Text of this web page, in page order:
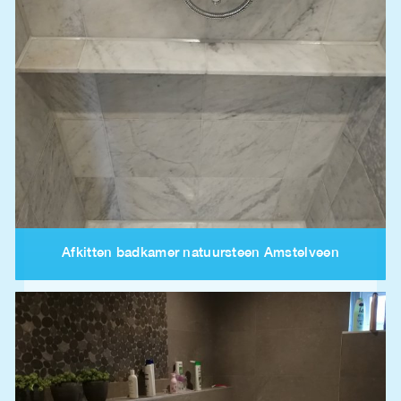
Afkitten badkamer natuursteen Amstelveen